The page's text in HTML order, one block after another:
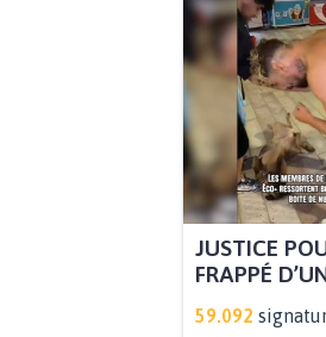
JUSTICE
FRAPPÉ
59.092